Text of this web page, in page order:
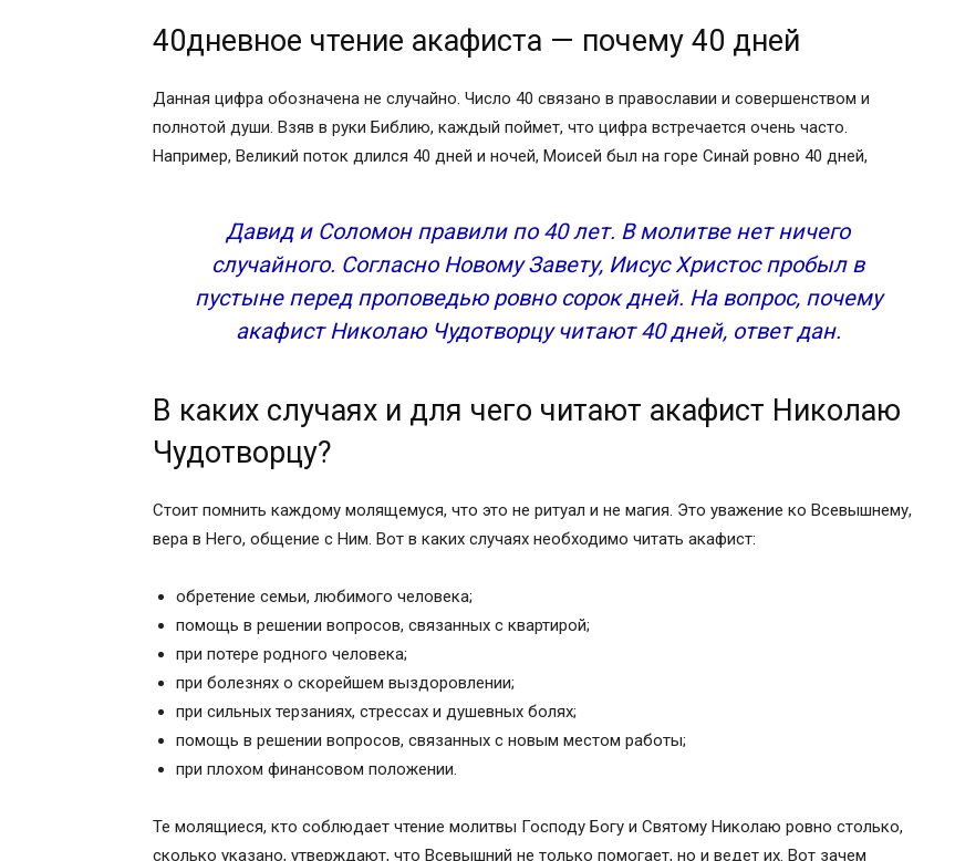
В каких случаях и для чего читают акафист Николаю Чудотворцу?
Великие чудеса Святого Николая Чудотворца
Акафист Николаю Чудотворцу 40 дней
Основные моменты, как правильно читать верующему акафист в течение 40 дней
православного священника
Слушать на видео акафист святому Николаю Чудотворцу
Христианский текст акафиста Святителю Николаю
Читать текст православной молитвы святому Николаю Чудотворцу
Перед чтением 40 акафистов обязательно стоит взять благословение
православного священника
Слушать на видео акафист святому Николаю Чудотворцу
Читать текст православной молитвы святому Николаю Чудотворцу
ЧИТАТЬ ПО ТЕМЕ:
40дневное чтение акафиста — почему 40 дней
Данная цифра обозначена не случайно. Число 40 связано в православии и совершенством и
полнотой души. Взяв в руки Библию, каждый поймет, что цифра встречается очень часто.
Например, Великий поток длился 40 дней и ночей, Моисей был на горе Синай ровно 40 дней,
Давид и Соломон правили по 40 лет. В молитве нет ничего
случайного. Согласно Новому Завету, Иисус Христос пробыл в
пустыне перед проповедью ровно сорок дней. На вопрос, почему
акафист Николаю Чудотворцу читают 40 дней, ответ дан.
В каких случаях и для чего читают акафист Николаю
Чудотворцу?
Стоит помнить каждому молящемуся, что это не ритуал и не магия. Это уважение ко Всевышнему,
вера в Него, общение с Ним. Вот в каких случаях необходимо читать акафист:
обретение семьи, любимого человека;
помощь в решении вопросов, связанных с квартирой;
при потере родного человека;
при болезнях о скорейшем выздоровлении;
при сильных терзаниях, стрессах и душевных болях;
помощь в решении вопросов, связанных с новым местом работы;
при плохом финансовом положении.
Те молящиеся, кто соблюдает чтение молитвы Господу Богу и Святому Николаю ровно столько,
сколько указано, утверждают, что Всевышний не только помогает, но и ведет их. Вот зачем